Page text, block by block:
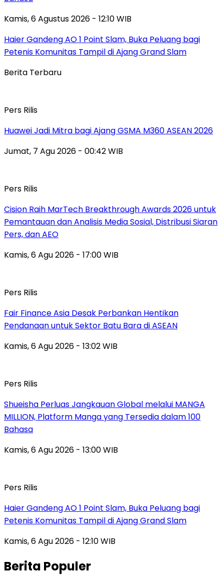
Kamis, 6 Agustus 2026 - 12:10 WIB
Haier Gandeng AO 1 Point Slam, Buka Peluang bagi
Petenis Komunitas Tampil di Ajang Grand Slam
Berita Terbaru
Pers Rilis
Huawei Jadi Mitra bagi Ajang GSMA M360 ASEAN 2026
Jumat, 7 Agu 2026 - 00:42 WIB
Pers Rilis
Cision Raih MarTech Breakthrough Awards 2026 untuk
Pemantauan dan Analisis Media Sosial, Distribusi Siaran
Pers, dan AEO
Kamis, 6 Agu 2026 - 17:00 WIB
Pers Rilis
Fair Finance Asia Desak Perbankan Hentikan
Pendanaan untuk Sektor Batu Bara di ASEAN
Kamis, 6 Agu 2026 - 13:02 WIB
Pers Rilis
Shueisha Perluas Jangkauan Global melalui MANGA
MILLION, Platform Manga yang Tersedia dalam 100
Bahasa
Kamis, 6 Agu 2026 - 13:00 WIB
Pers Rilis
Haier Gandeng AO 1 Point Slam, Buka Peluang bagi
Petenis Komunitas Tampil di Ajang Grand Slam
Kamis, 6 Agu 2026 - 12:10 WIB
Berita Populer